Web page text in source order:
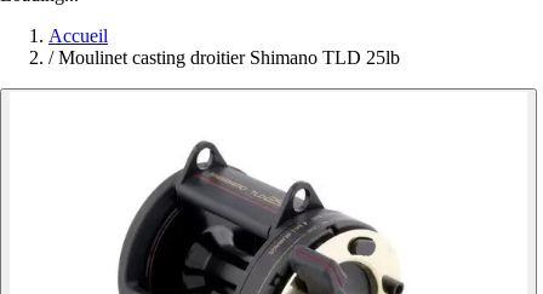
Accueil
/ Moulinet casting droitier Shimano TLD 25lb